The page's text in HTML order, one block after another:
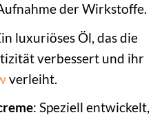
der Wirkstoffe.
luxuriöses Öl, das die
verbessert und ihr
verleiht.
: Speziell entwickelt,